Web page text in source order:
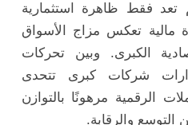
تعد فقط ظاهرة استثمارية
مالية تعكس مزاج الأسواق
الكبرى. وبين تحركات
شركات كبرى تتحدى
الرقمية مرهونًا بالتوازن
التوسع والرقابة.